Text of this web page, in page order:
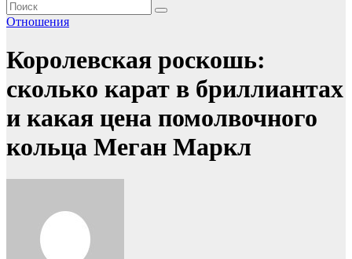
Отношения
Королевская роскошь:
сколько карат в бриллиантах
и какая цена помолвочного
кольца Меган Маркл